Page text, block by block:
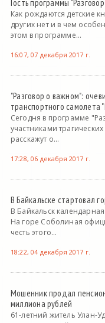
Гость программы
Как рождаются детские
других нет и в чем
этом в программе...
16:07, 07 декабря 2017 г.
"Разговор о важном":
транспортного самолета
Сегодня в программе
участниками
расскажут о...
17:28, 06 декабря 2017 г.
В Байкальске стартовал
В Байкальск
На горе Соболиная
честь этого...
18:22, 04 декабря 2017 г.
Мошенник продал
миллиона рублей
61-летний житель Улан-